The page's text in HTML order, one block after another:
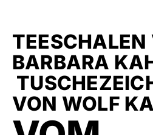
TEESCHALEN
BARBARA
VON WOLF